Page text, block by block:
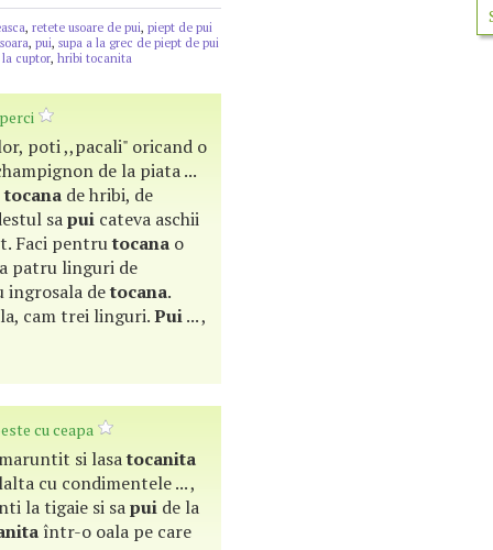
, retete usoare de pui, piept de pui
, pui, supa a la grec de piept de pui
la cuptor, hribi tocanita
poti ,,pacali" oricand o
de la piata ...
tocana de hribi, de
sapui cateva aschii
Faci pentrutocana o
patru linguri de
ingrosala detocana.
cam trei linguri.Pui... ,
cu ceapa
si lasatocanita
cu condimentele ... ,
la tigaie si sapui de la
într-o oala pe care